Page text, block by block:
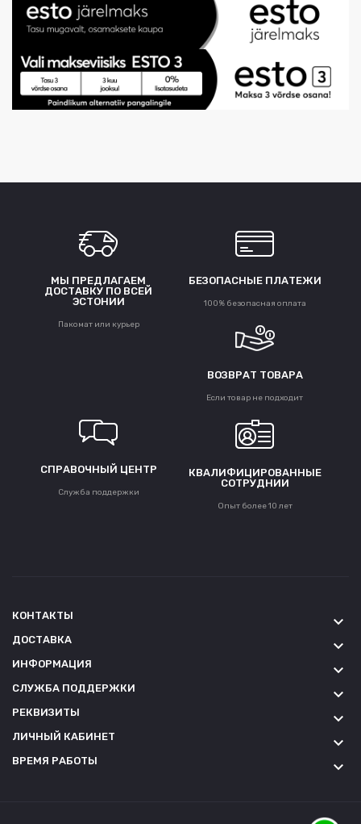
МЫ ПРЕДЛАГАЕМ
ДОСТАВКУ ПО ВСЕЙ
ЭСТОНИИ
Пакомат или курьер
БЕЗОПАСНЫЕ ПЛАТЕЖИ
100% безопасная оплата
ВОЗВРАТ ТОВАРА
Если товар не подходит
СПРАВОЧНЫЙ ЦЕНТР
Служба поддержки
КВАЛИФИЦИРОВАННЫЕ
СОТРУДНИИ
Опыт более 10 лет
КОНТАКТЫ keyboard_arrow_down
ДОСТАВКА keyboard_arrow_down
ИНФОРМАЦИЯ keyboard_arrow_down
СЛУЖБА ПОДДЕРЖКИ keyboard_arrow_down
РЕКВИЗИТЫ keyboard_arrow_down
ЛИЧНЫЙ КАБИНЕТ keyboard_arrow_down
ВРЕМЯ РАБОТЫ keyboard_arrow_down